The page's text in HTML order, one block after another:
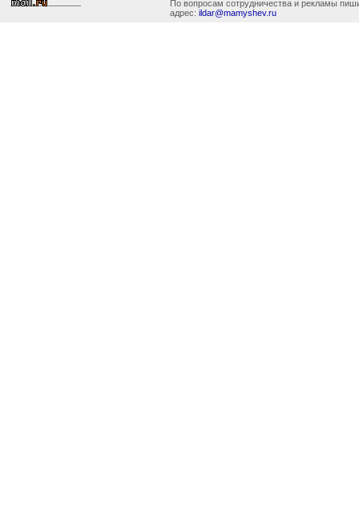
По вопросам сотрудничества и рекламы
адрес: ildar@mamyshev.ru